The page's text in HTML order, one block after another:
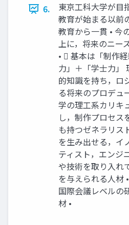
6.
東京工科大学が目
教育が始まる以前
教育から一貫 • 今
上に，将来のニー
•  基本は「制作
力」＋「学士力」
的知識を持ち，ロ
る将来のプロデュ
学の理工系カリキ
し，制作プロセス
も持つゼネラリス
を生み出せる，イ
ティスト，エンジ
や技術を取り入れ
を与えられる人材
国際会議レベルの
材 •